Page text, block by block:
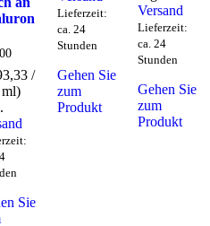
/
ml)
Sie
Lieferzeit:
ca. 24
Stunden
Gehen Sie
zum
Produkt
Versand
Lieferzeit:
ca. 24
Stunden
Gehen Sie
zum
Produkt